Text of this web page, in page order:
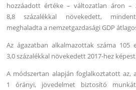
hozzáadott értéke – változatlan áron –
8,8 százalékkal növekedett,
meghaladta a nemzetgazdasági GDP
Az ágazatban alkalmazottak száma
3,0 százalékkal növekedett 2017-hez
A módszertan alapján foglalkoztatott az,
1 órányi, jövedelmet biztosító